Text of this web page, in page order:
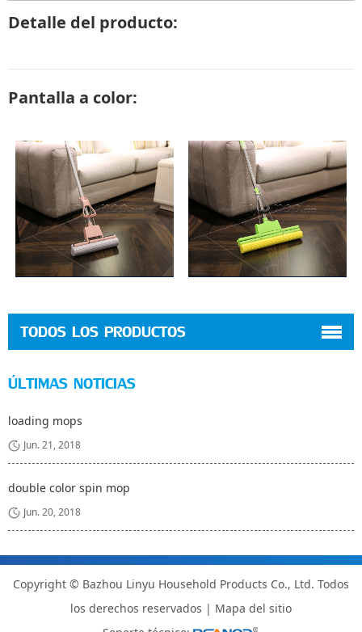
Detalle del producto:
Pantalla a color:
TODOS LOS PRODUCTOS
ÚLTIMAS NOTICIAS
loading mops
Jun. 21, 2018
double color spin mop
Jun. 20, 2018
Copyright © Bazhou Linyu Household Products Co., Ltd. Todos
los derechos reservados | Mapa del sitio